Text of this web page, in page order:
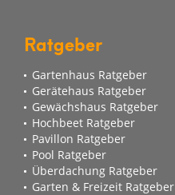
Ratgeber
Gartenhaus Ratgeber
Gerätehaus Ratgeber
Gewächshaus Ratgeber
Hochbeet Ratgeber
Pavillon Ratgeber
Pool Ratgeber
Überdachung Ratgeber
Garten & Freizeit Ratgeber